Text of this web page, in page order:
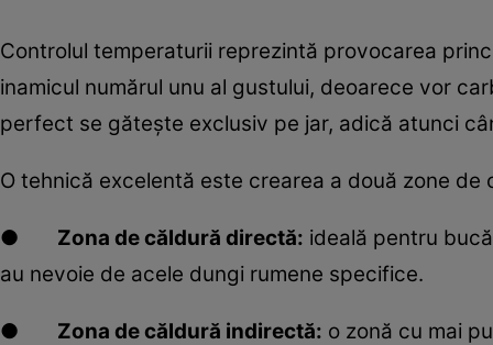
Controlul temperaturii reprezintă provocarea
inamicul numărul unu al gustului, deoarece vor
perfect se gătește exclusiv pe jar, adică atunci
O tehnică excelentă este crearea a două zone de
● Zona de căldură directă: ideală pentru
au nevoie de acele dungi rumene specifice.
● Zona de căldură indirectă: o zonă cu mai